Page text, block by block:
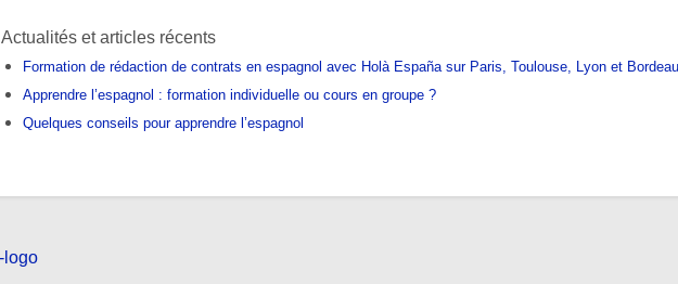
Actualités et articles récents
Formation de rédaction de contrats en espagnol avec Holà España sur Paris, Toulouse, Lyon et
Apprendre l’espagnol : formation individuelle ou cours en groupe ?
Quelques conseils pour apprendre l’espagnol